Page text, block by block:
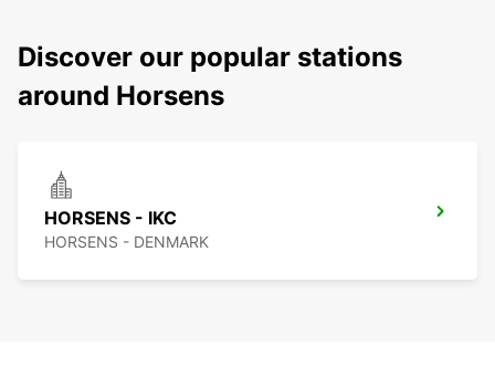
Discover our popular stations
around Horsens
HORSENS - IKC
HORSENS - DENMARK